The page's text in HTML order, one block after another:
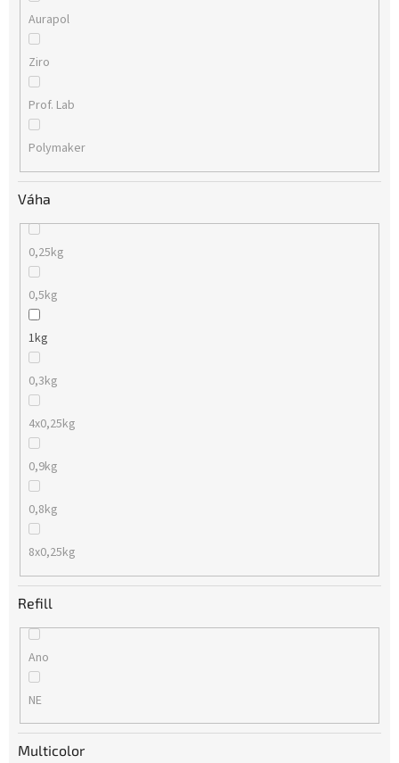
Aurapol
Ziro
Prof. Lab
Polymaker
Váha
0,25kg
0,5kg
1kg
0,3kg
4x0,25kg
0,9kg
0,8kg
8x0,25kg
Refill
Ano
NE
Multicolor